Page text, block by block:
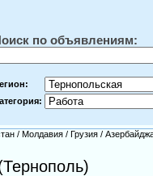
по объявлениям:
/ Молдавия / Грузия /